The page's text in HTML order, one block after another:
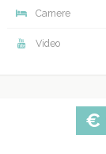
Camere
Video
€